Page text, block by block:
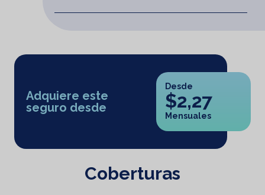
Adquiere este
seguro desde
Desde
$2,27
Mensuales
Coberturas